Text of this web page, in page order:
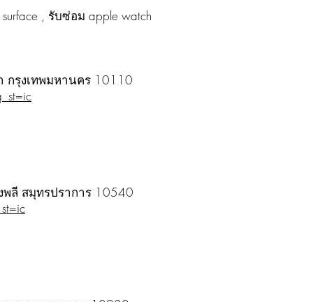
, รับซ่อม apple watch
กรุงเทพมหานคร 10110
ลี สมุทรปราการ 10540